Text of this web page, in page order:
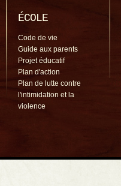
ÉCOLE
Code de vie
Guide aux parents
Projet éducatif
Plan d'action
Plan de lutte contre
l'intimidation et la
violence